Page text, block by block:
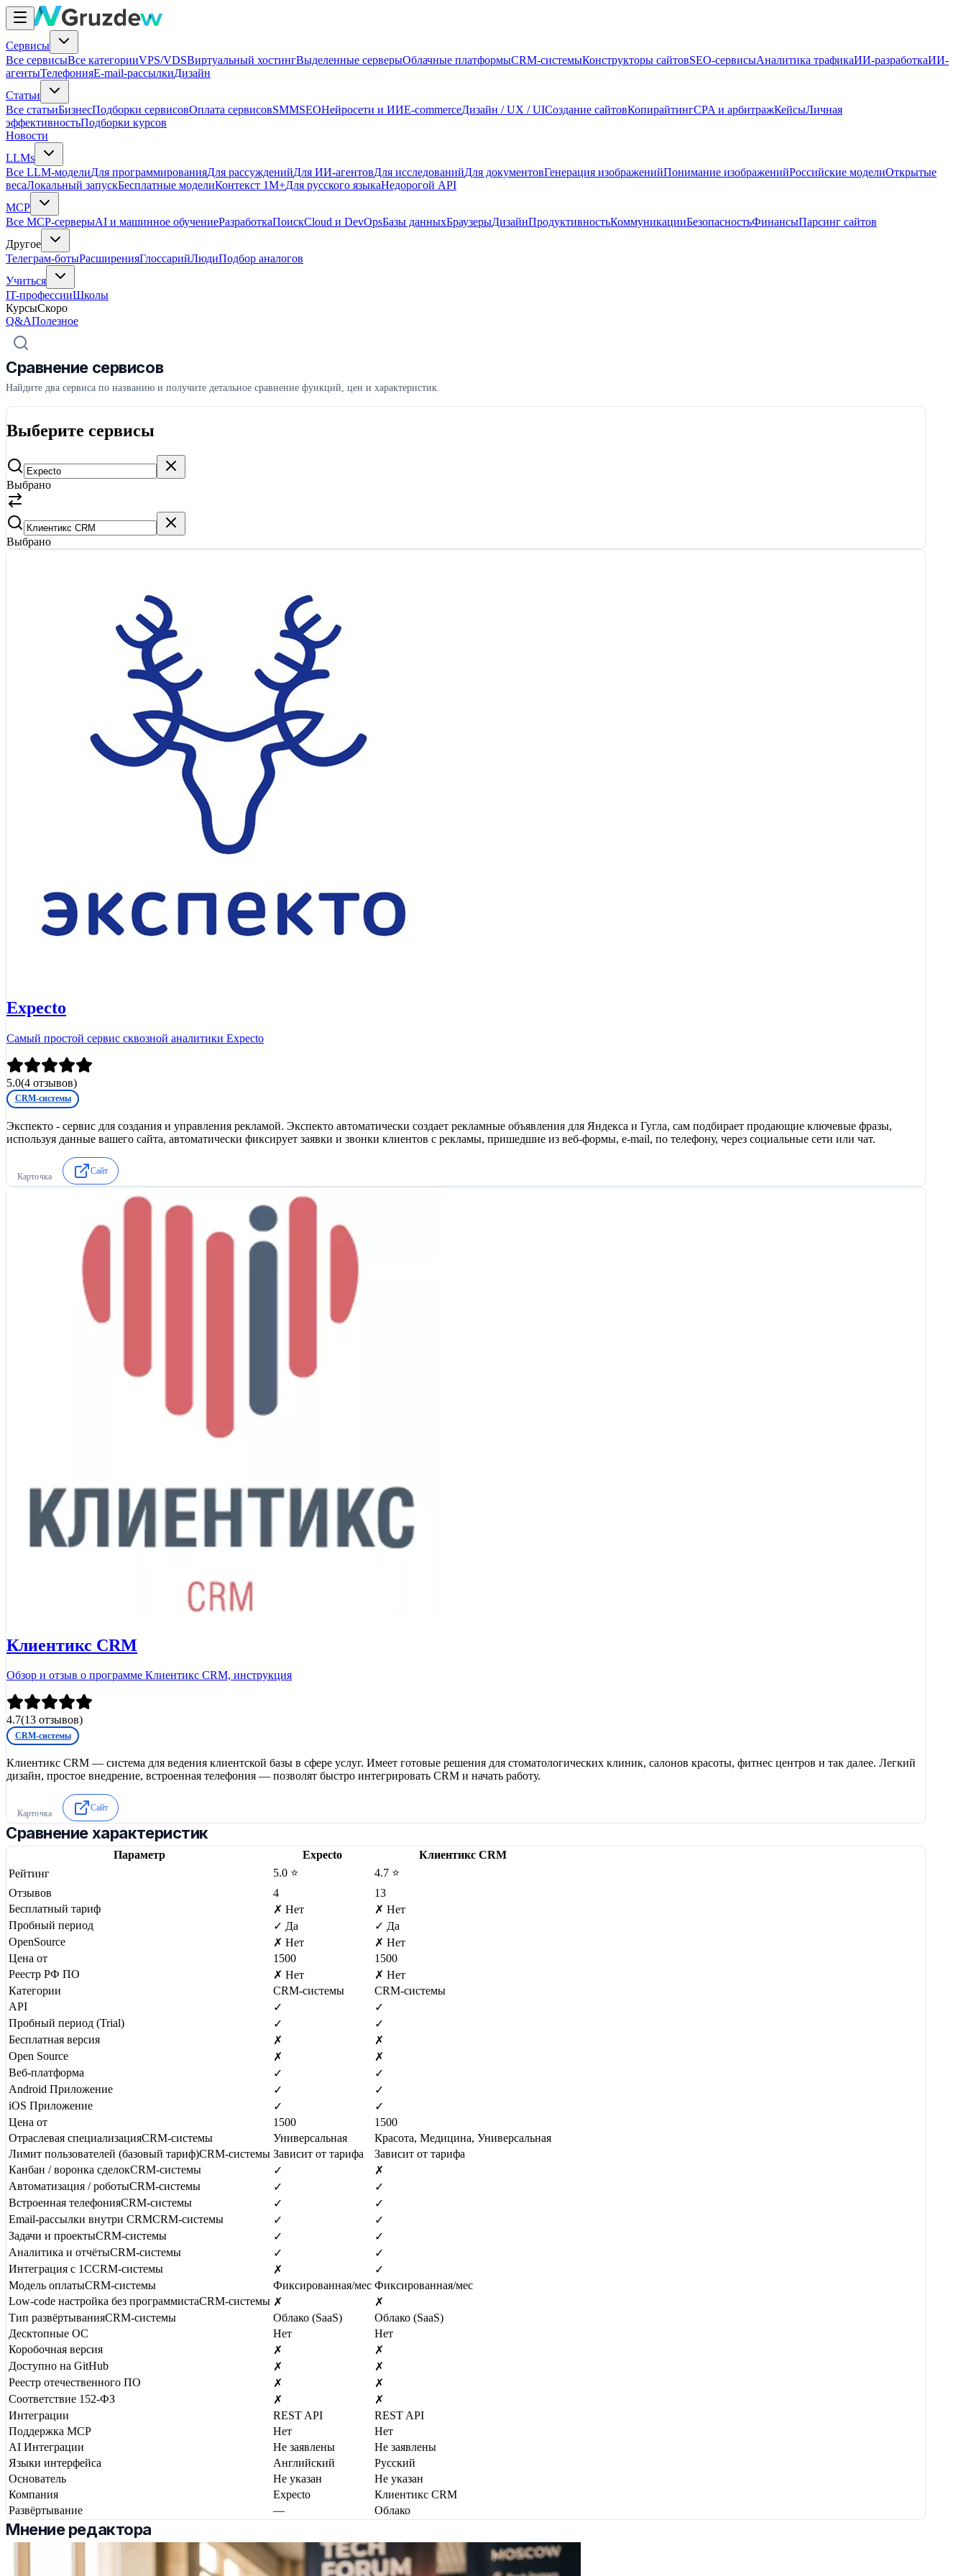
Сервисы
Все сервисыВсе категорииVPS/VDSВиртуальный хостингВыделенные серверыОблачные платформыCRM-системыКонструкторы сайтовSEO-сервисыАналитика трафикаИИ-разработкаИИ-
агентыТелефонияE-mail-рассылкиДизайн
Статьи
Все статьиБизнесПодборки сервисовОплата сервисовSMMSEOНейросети и ИИE-commerceДизайн / UX / UIСоздание сайтовКопирайтингCPA и арбитражКейсыЛичная
эффективностьПодборки курсов
Новости
LLMs
Все LLM-моделиДля программированияДля рассужденийДля ИИ-агентовДля исследованийДля документовГенерация изображенийПонимание изображенийРоссийские моделиОткрытые
весаЛокальный запускБесплатные моделиКонтекст 1M+Для русского языкаНедорогой API
MCP
Все MCP-серверыAI и машинное обучениеРазработкаПоискCloud и DevOpsБазы данныхБраузерыДизайнПродуктивностьКоммуникацииБезопасностьФинансыПарсинг сайтов
Другое
Телеграм-ботыРасширенияГлоссарийЛюдиПодбор аналогов
Учиться
IT-профессииШколы
КурсыСкоро
Q&AПолезное
Сравнение сервисов
Найдите два сервиса по названию и получите детальное сравнение функций, цен и характеристик.
Выберите сервисы
Выбрано
Выбрано
Expecto
Самый простой сервис сквозной аналитики Expecto
5.0(4 отзывов)
CRM-системы
Экспекто - сервис для создания и управления рекламой. Экспекто автоматически создает рекламные объявления для Яндекса и Гугла, сам подбирает продающие ключевые фразы,
используя данные вашего сайта, автоматически фиксирует заявки и звонки клиентов с рекламы, пришедшие из веб-формы, e-mail, по телефону, через социальные сети или чат.
Карточка
Сайт
Клиентикс CRM
Обзор и отзыв о программе Клиентикс CRM, инструкция
4.7(13 отзывов)
CRM-системы
Клиентикс CRM — система для ведения клиентской базы в сфере услуг. Имеет готовые решения для стоматологических клиник, салонов красоты, фитнес центров и так далее. Легкий
дизайн, простое внедрение, встроенная телефония — позволят быстро интегрировать CRM и начать работу.
Карточка
Сайт
Сравнение характеристик
Параметр Expecto
Клиентикс CRM
Рейтинг
5.0 ⭐
4.7 ⭐
Отзывов
4
13
Бесплатный тариф
✗ Нет
✗ Нет
Пробный период
✓ Да
✓ Да
OpenSource
✗ Нет
✗ Нет
Цена от
1500
1500
Реестр РФ ПО
✗ Нет
✗ Нет
Категории
CRM-системы
CRM-системы
API
✓
✓
Пробный период (Trial)
✓
✓
Бесплатная версия
✗
✗
Open Source
✗
✗
Веб-платформа
✓
✓
Android Приложение
✓
✓
iOS Приложение
✓
✓
Цена от
1500
1500
Отраслевая специализацияCRM-системы Универсальная
Красота, Медицина, Универсальная
Лимит пользователей (базовый тариф)CRM-системы Зависит от тарифа
Зависит от тарифа
Канбан / воронка сделокCRM-системы ✓
✗
Автоматизация / роботыCRM-системы ✓
✓
Встроенная телефонияCRM-системы ✓
✓
Email-рассылки внутри CRMCRM-системы ✓
✓
Задачи и проектыCRM-системы ✓
✓
Аналитика и отчётыCRM-системы ✓
✓
Интеграция с 1СCRM-системы ✗
✓
Модель оплатыCRM-системы Фиксированная/мес Фиксированная/мес
Low-code настройка без программистаCRM-системы ✗
✗
Тип развёртыванияCRM-системы Облако (SaaS)
Облако (SaaS)
Десктопные ОС
Нет
Нет
Коробочная версия
✗
✗
Доступно на GitHub
✗
✗
Реестр отечественного ПО
✗
✗
Соответствие 152-ФЗ
✗
✗
Интеграции
REST API
REST API
Поддержка MCP
Нет
Нет
AI Интеграции
Не заявлены
Не заявлены
Языки интерфейса
Английский
Русский
Основатель
Не указан
Не указан
Компания
Expecto
Клиентикс CRM
Развёртывание
— Облако
Мнение редактора